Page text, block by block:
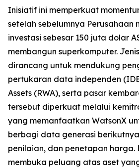
Inisiatif ini memperkuat
setelah sebelumnya Perusahaan
investasi sebesar 150 juta dolar
membangun superkomputer.
dirancang untuk mendukung
pertukaran data independen
Assets (RWA), serta pasar
tersebut diperkuat melalui
yang memanfaatkan WatsonX
berbagi data generasi
penilaian, dan penetapan harga.
membuka peluang atas aset